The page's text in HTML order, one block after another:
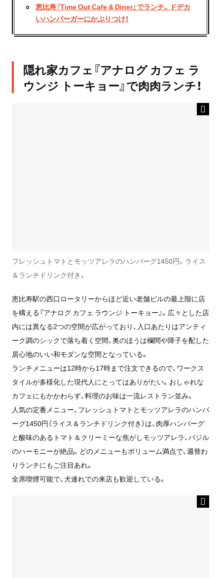
恵比寿『Time Out Cafe & Diner』でランチ。ドデカ
いハンバーガーにかぶりつけ！
隠れ家カフェ『アナログ カフェ ラ
ウンジ トーキョー』で肉肉ランチ！
フレッシュトマトとモッツアレラのハンバーグ1450円。ライス
＆ランチドリンク付き。
恵比寿駅の西口ロータリーからほど近い老舗ビルの最上階に店
を構える『アナログ カフェ ラウンジ トーキョー』。広々とした店
内には異なる2つの空間が広がっており、入口あたりはアンティ
ーク調のシックで落ち着く空間、奥のほうは欄間や障子を配した
居心地のいい和モダンな空間となっている。
ランチメニューは12時から17時まで注文できるので、ワークス
タイルが多様化した現代人にとってはありがたい。おしゃれな
カフェにもかかわらず、料理のお味は一流レストラン並み。
人気の定番メニュー、フレッシュトマトとモッツアレラのハンバ
ーグ1450円（ライス＆ランチドリンク付き）は、肉厚ハンバーグ
と酸味のあるトマト＆クリーミーな焦がしモッツアレラ、バジル
のハーモニーが絶品。どのメニューもボリューム満点で、週替わ
りランチにもご注目あれ。
全席喫煙可能で、犬連れでの来店も歓迎している。